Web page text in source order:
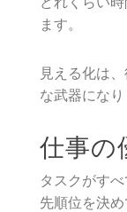
ます。
見える化は
な武器になり
仕事の
タスクがす
先順位を決め